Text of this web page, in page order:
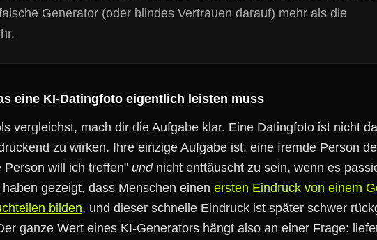
Generator (oder blindes Vertrauen darauf) mehr als die
eine KI-Datingfoto eigentlich leisten muss
vergleichst, mach dir die Aufgabe klar. Eine Datingfoto ist nicht
zu wirken. Ihre einzige Aufgabe ist, eine fremde Person
Person will ich treffen" undnicht enttäuscht zu sein, wenn es
gezeigt, dass Menschen einen ersten Eindruck von einem
bilden, und dieser schnelle Eindruck ist später schwer
ganze Wert eines KI-Generators hängt also an einer Frage: